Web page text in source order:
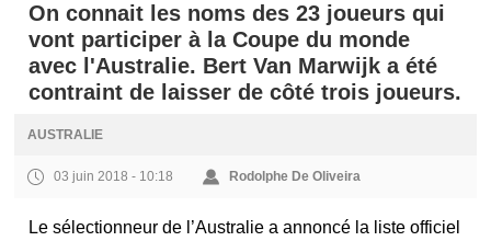
On connait les noms des 23 joueurs qui
vont participer à la Coupe du monde
avec l'Australie. Bert Van Marwijk a été
contraint de laisser de côté trois joueurs.
AUSTRALIE
03 juin 2018 - 10:18 Rodolphe De Oliveira
Le sélectionneur de l’Australie a annoncé la liste officiel